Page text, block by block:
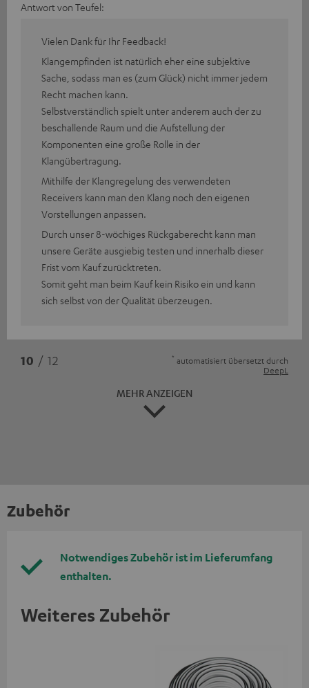
Antwort von Teufel:
Vielen Dank für Ihr Feedback!
Klangempfinden ist natürlich eher eine subjektive
Sache, sodass man es (zum Glück) nicht immer jedem
Recht machen kann.
Selbstverständlich spielt unter anderem auch der zu
beschallende Raum und die Aufstellung der
Komponenten eine große Rolle in der
Klangübertragung.
Mithilfe der Klangregelung des verwendeten
Receivers kann man den Klang noch den eigenen
Vorstellungen anpassen.
Durch unser 8-wöchiges Rückgaberecht kann man
unsere Geräte ausgiebig testen und innerhalb dieser
Frist vom Kauf zurücktreten.
Somit geht man beim Kauf kein Risiko ein und kann
sich selbst von der Qualität überzeugen.
10 / 12 * automatisiert übersetzt durch
DeepL
MEHR ANZEIGEN
Zubehör
Notwendiges Zubehör ist im Lieferumfang
enthalten.
Weiteres Zubehör